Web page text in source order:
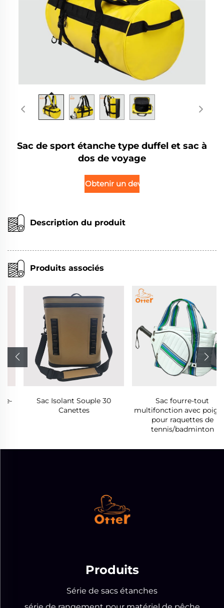
Sac de sport étanche type duffel et sac à
dos de voyage
Obtenir un devis
Description du produit
Produits associés
Sac Isolant Souple 30
Canettes
Sac fourre-tout
multifonction avec poignée
pour raquettes de
tennis/badminton
Produits
Série de sacs étanches